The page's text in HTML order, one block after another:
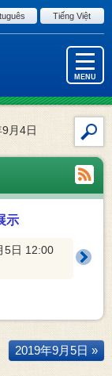
Tiếng Việt
MENU
イ
ト
内
月4日
示
5日 12:00
2019年9月5日 »